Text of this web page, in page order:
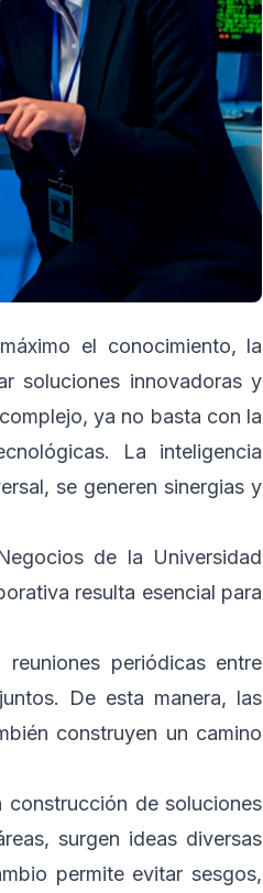
el conocimiento, la
soluciones innovadoras y
ya no basta con la
La inteligencia
se generen sinergias y
de la Universidad
resulta esencial para
periódicas entre
De esta manera, las
construyen un camino
de soluciones
surgen ideas diversas
permite evitar sesgos,